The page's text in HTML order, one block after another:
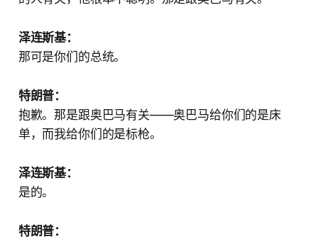
泽连斯基：
那可是你们的总统。
特朗普：
抱歉。那是跟奥巴马有关——奥巴马给你们的是床
单，而我给你们的是标枪。
泽连斯基：
是的。
特朗普：